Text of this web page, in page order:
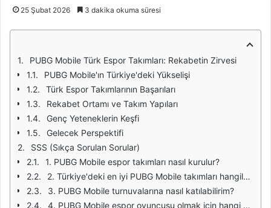
25 Şubat 2026 3 dakika okuma süresi
PUBG Mobile Türk Espor Takımları: Rekabetin Zirvesi
PUBG Mobile'ın Türkiye'deki Yükselişi
Türk Espor Takımlarının Başarıları
Rekabet Ortamı ve Takım Yapıları
Genç Yeteneklerin Keşfi
Gelecek Perspektifi
SSS (Sıkça Sorulan Sorular)
1. PUBG Mobile espor takımları nasıl kurulur?
2. Türkiye'deki en iyi PUBG Mobile takımları hangileridir?
3. PUBG Mobile turnuvalarına nasıl katılabilirim?
4. PUBG Mobile espor oyuncusu olmak için hangi yeteneklere sahip olmalıyım?